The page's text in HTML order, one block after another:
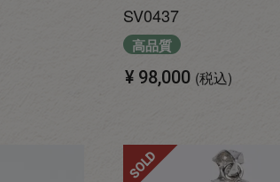
SV0437
高品質
¥ 98,000 税込
SOLD